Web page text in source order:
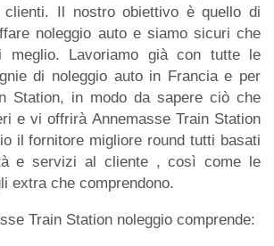
Il nostro obiettivo è quello di
noleggio auto e siamo sicuri che
meglio. Lavoriamo già con tutte le
di noleggio auto in Francia e per
Station, in modo da sapere ciò che
e vi offrirà Annemasse Train Station
il fornitore migliore round tutti basati
e servizi al cliente , così come le
extra che comprendono.
Train Station noleggio comprende: